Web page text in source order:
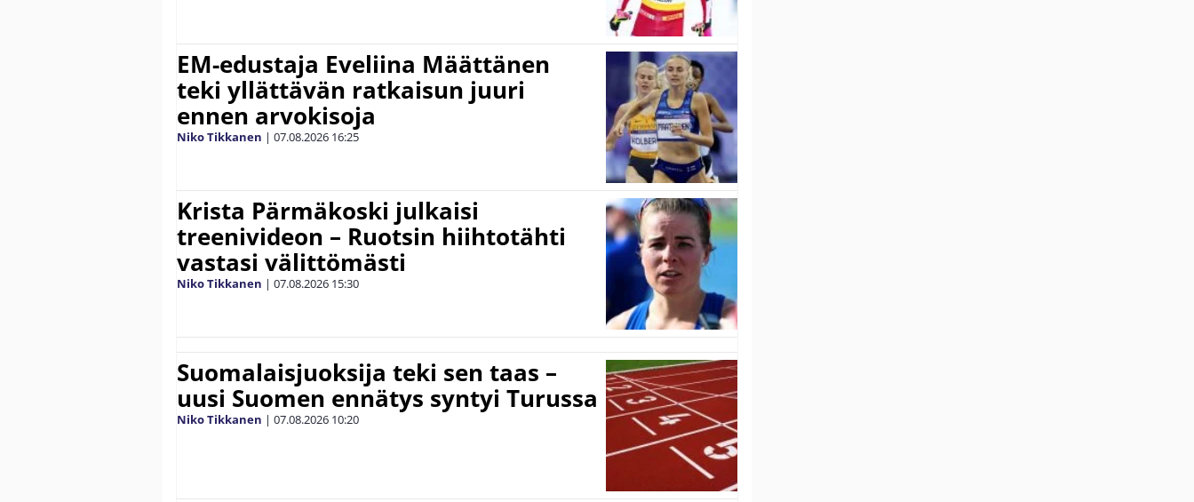
EM-edustaja Eveliina Määttänen
teki yllättävän ratkaisun juuri
ennen arvokisoja
Niko Tikkanen | 07.08.2026 16:25
Krista Pärmäkoski julkaisi
treenivideon – Ruotsin hiihtotähti
vastasi välittömästi
Niko Tikkanen | 07.08.2026 15:30
Suomalaisjuoksija teki sen taas –
uusi Suomen ennätys syntyi Turussa
Niko Tikkanen | 07.08.2026 10:20